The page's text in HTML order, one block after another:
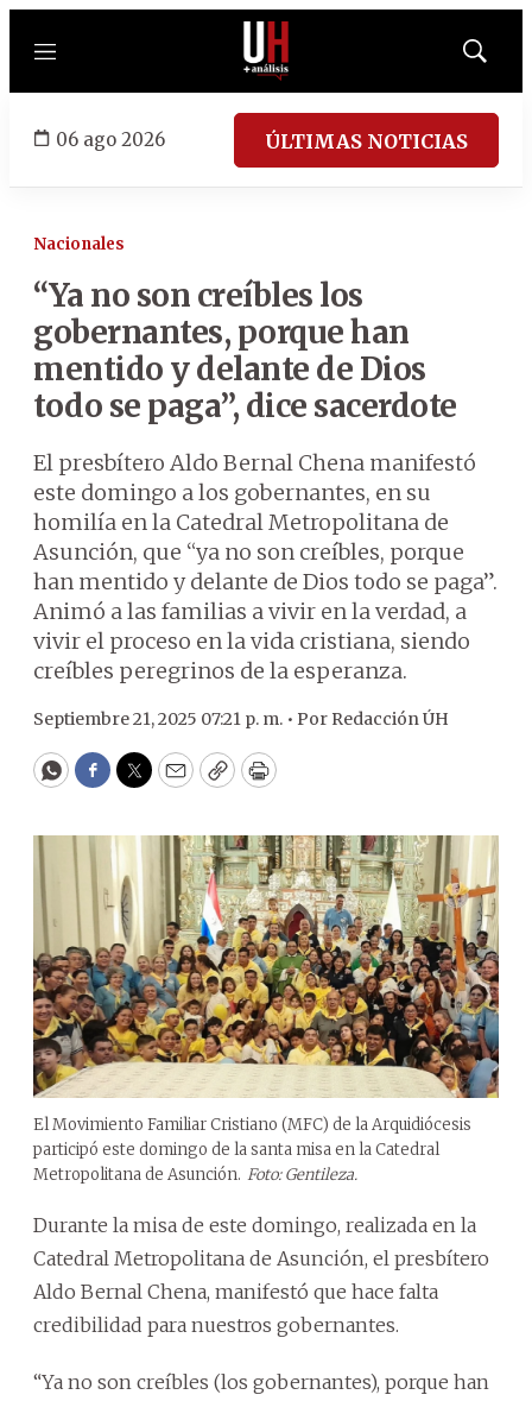
Menú
Mostrar
06 ago 2026 ÚLTIMAS NOTICIAS
Nacionales
“Ya no son creíbles los
gobernantes, porque han
mentido y delante de Dios
todo se paga”, dice sacerdote
El presbítero Aldo Bernal Chena manifestó
este domingo a los gobernantes, en su
homilía en la Catedral Metropolitana de
Asunción, que “ya no son creíbles, porque
han mentido y delante de Dios todo se paga”.
Animó a las familias a vivir en la verdad, a
vivir el proceso en la vida cristiana, siendo
creíbles peregrinos de la esperanza.
Septiembre 21, 2025 07:21 p. m. • Por Redacción ÚH
WhatsApp
Facebook
Twitter
EmailCopyPrint
El Movimiento Familiar Cristiano (MFC) de la Arquidiócesis
participó este domingo de la santa misa en la Catedral
Metropolitana de Asunción. Foto: Gentileza.
Durante la misa de este domingo, realizada en la
Catedral Metropolitana de Asunción, el presbítero
Aldo Bernal Chena, manifestó que hace falta
credibilidad para nuestros gobernantes.
“Ya no son creíbles (los gobernantes), porque han